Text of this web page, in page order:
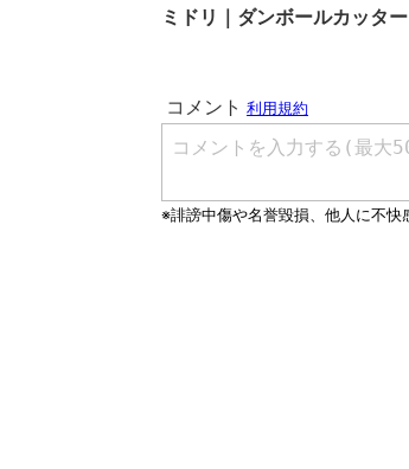
ミドリ｜ダンボールカッター